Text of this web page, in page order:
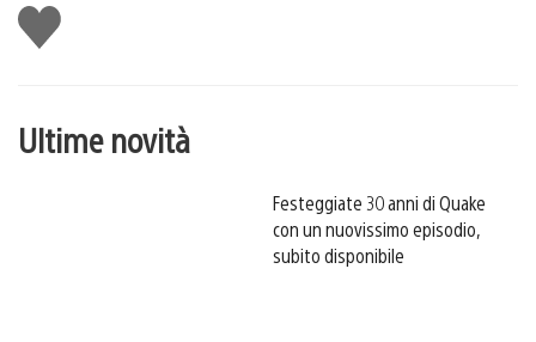
Mi
piace
Ultime novità
Festeggiate 30 anni di Quake
con un nuovissimo episodio,
subito disponibile